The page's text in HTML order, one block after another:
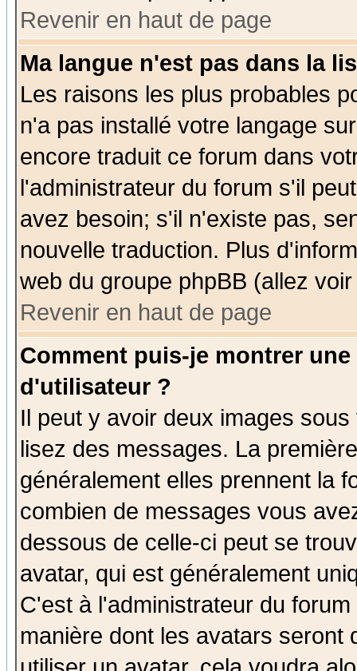
Revenir en haut de page
Ma langue n'est pas dans la
Les raisons les plus probables
n'a pas installé votre langage
encore traduit ce forum dans
l'administrateur du forum s'il
avez besoin; s'il n'existe pas,
nouvelle traduction. Plus
web du groupe phpBB (allez
Revenir en haut de page
Comment puis-je montrer
d'utilisateur ?
Il peut y avoir deux images
lisez des messages. La
généralement elles prennent la
combien de messages vous
dessous de celle-ci peut se
avatar, qui est généralement
C'est à l'administrateur du
manière dont les avatars seront